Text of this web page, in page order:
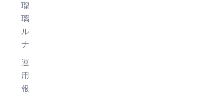
瑠
璃
ル
ナ
運
用
報